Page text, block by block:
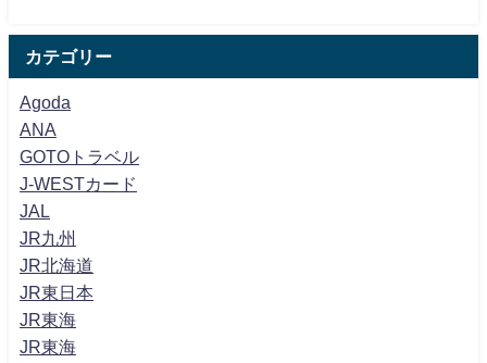
カテゴリー
Agoda
ANA
GOTOトラベル
J-WESTカード
JAL
JR九州
JR北海道
JR東日本
JR東海
JR東海